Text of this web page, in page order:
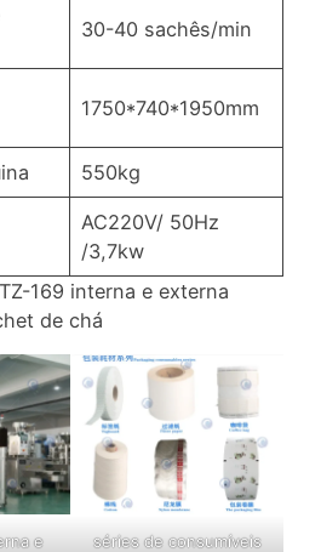
30-40 sachês/min
1750*740*1950mm
550kg
AC220V/ 50Hz
/3,7kw
169 interna e externa
de chá
e
séries de consumíveis